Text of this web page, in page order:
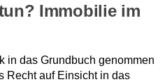
Immobilie im
in das Grundbuch genommen
Recht auf Einsicht in das